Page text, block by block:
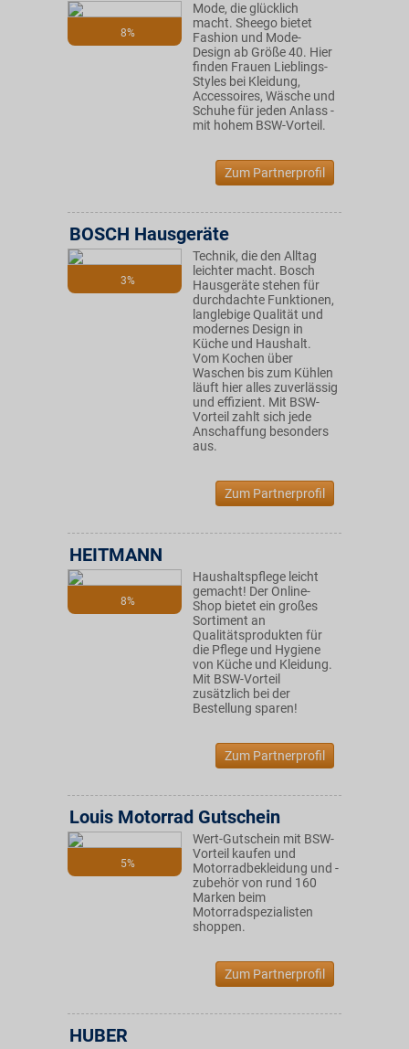
8%
Mode, die glücklich
macht. Sheego bietet
Fashion und Mode-
Design ab Größe 40. Hier
finden Frauen Lieblings-
Styles bei Kleidung,
Accessoires, Wäsche und
Schuhe für jeden Anlass -
mit hohem BSW-Vorteil.
Zum Partnerprofil
3%
BOSCH Hausgeräte
Technik, die den Alltag
leichter macht. Bosch
Hausgeräte stehen für
durchdachte Funktionen,
langlebige Qualität und
modernes Design in
Küche und Haushalt.
Vom Kochen über
Waschen bis zum Kühlen
läuft hier alles zuverlässig
und effizient. Mit BSW-
Vorteil zahlt sich jede
Anschaffung besonders
aus.
Zum Partnerprofil
8%
HEITMANN
Haushaltspflege leicht
gemacht! Der Online-
Shop bietet ein großes
Sortiment an
Qualitätsprodukten für
die Pflege und Hygiene
von Küche und Kleidung.
Mit BSW-Vorteil
zusätzlich bei der
Bestellung sparen!
Zum Partnerprofil
5%
Louis Motorrad Gutschein
Wert-Gutschein mit BSW-
Vorteil kaufen und
Motorradbekleidung und -
zubehör von rund 160
Marken beim
Motorradspezialisten
shoppen.
Zum Partnerprofil
HUBER